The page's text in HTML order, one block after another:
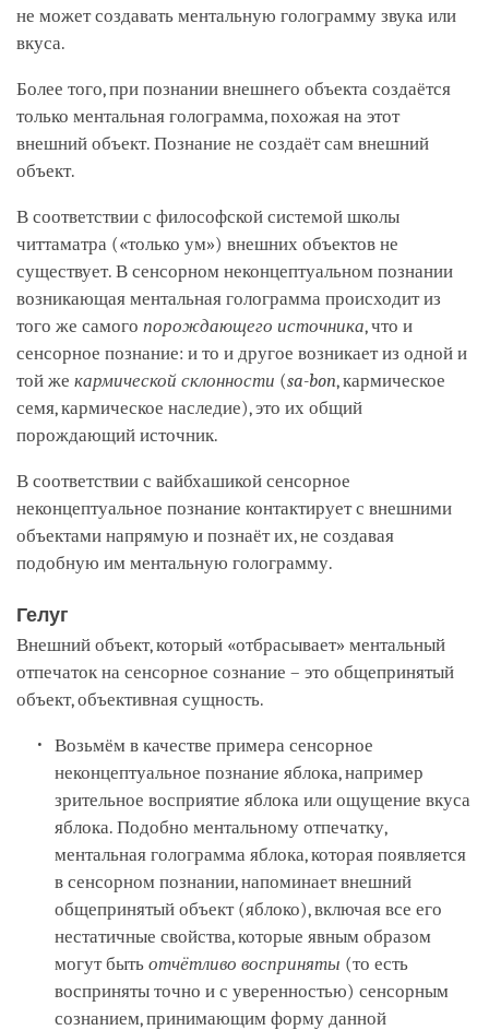
не может создавать ментальную голограмму звука или
вкуса.
Более того, при познании внешнего объекта создаётся
только ментальная голограмма, похожая на этот
внешний объект. Познание не создаёт сам внешний
объект.
В соответствии с философской системой школы
читтаматра («только ум») внешних объектов не
существует. В сенсорном неконцептуальном познании
возникающая ментальная голограмма происходит из
того же самого порождающего источника, что и
сенсорное познание: и то и другое возникает из одной и
той же кармической склонности (sa-bon, кармическое
семя, кармическое наследие), это их общий
порождающий источник.
В соответствии с вайбхашикой сенсорное
неконцептуальное познание контактирует с внешними
объектами напрямую и познаёт их, не создавая
подобную им ментальную голограмму.
Гелуг
Внешний объект, который «отбрасывает» ментальный
отпечаток на сенсорное сознание – это общепринятый
объект, объективная сущность.
Возьмём в качестве примера сенсорное
неконцептуальное познание яблока, например
зрительное восприятие яблока или ощущение вкуса
яблока. Подобно ментальному отпечатку,
ментальная голограмма яблока, которая появляется
в сенсорном познании, напоминает внешний
общепринятый объект (яблоко), включая все его
нестатичные свойства, которые явным образом
могут бытьотчётливо восприняты (то есть
восприняты точно и с уверенностью) сенсорным
сознанием, принимающим форму данной